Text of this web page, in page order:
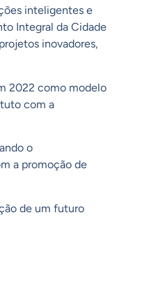
inteligentes e
Integral da Cidade
inovadores,
2022 como modelo
com a
o
a promoção de
de um futuro